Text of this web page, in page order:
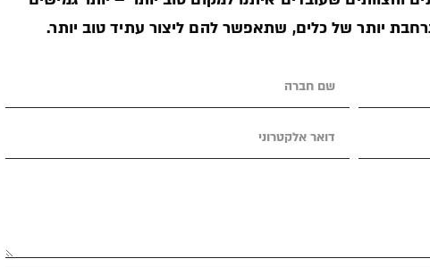
יותר של כלים, שתאפשר להם ליצור עתיד טוב יותר.